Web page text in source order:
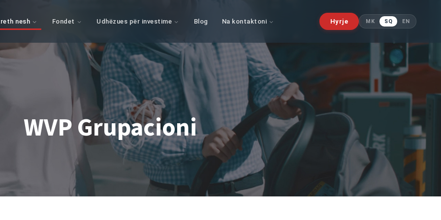
nesh Fondet Udhëzues për investime Blog Na kontaktoni Hyrje MK SQ EN
WVP Grupacioni